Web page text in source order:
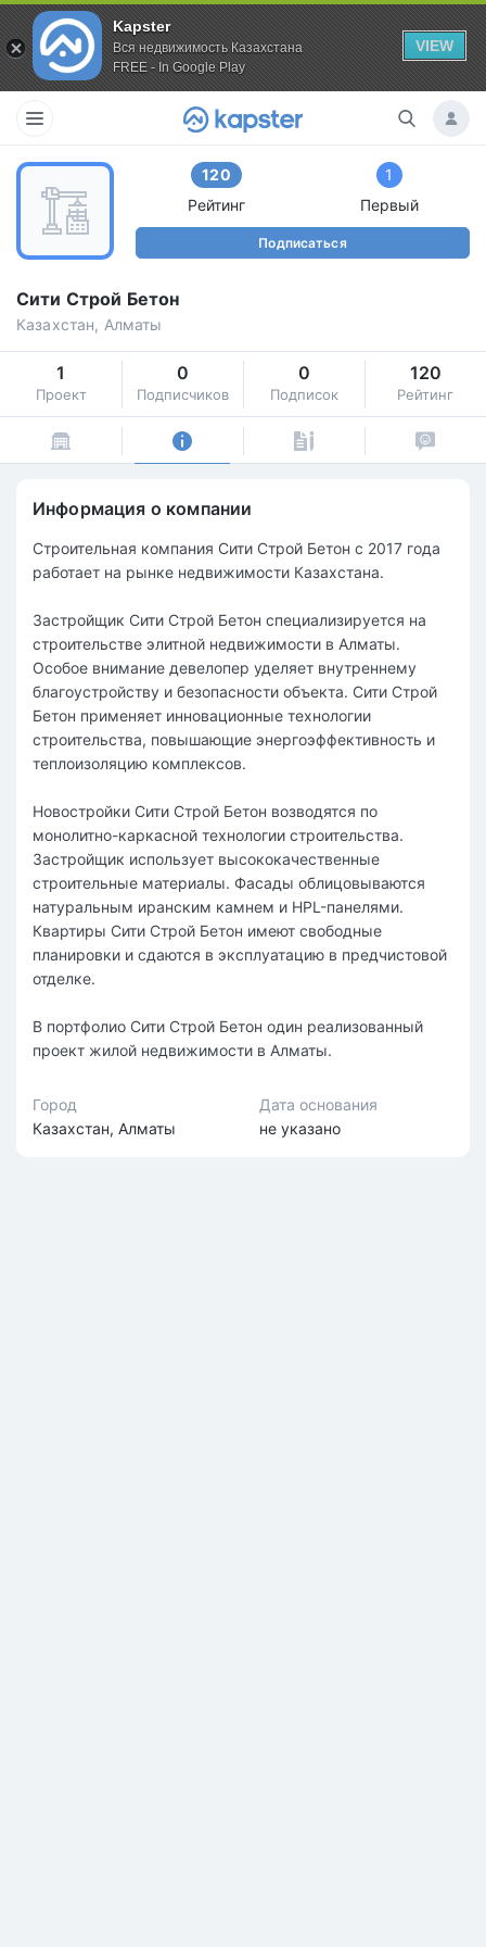
Kapster
Вся недвижимость Казахстана
FREE - In Google Play
VIEW
120
Рейтинг
1
Первый
Подписаться
Сити Строй Бетон
Казахстан, Алматы
1
Проект
0
Подписчиков
0
Подписок
120
Рейтинг
Информация о компании
Строительная компания Сити Строй Бетон c 2017 года
работает на рынке недвижимости Казахстана.
Застройщик Сити Строй Бетон специализируется на
строительстве элитной недвижимости в Алматы.
Особое внимание девелопер уделяет внутреннему
благоустройству и безопасности объекта. Сити Строй
Бетон применяет инновационные технологии
строительства, повышающие энергоэффективность и
теплоизоляцию комплексов.
Новостройки Сити Строй Бетон возводятся по
монолитно-каркасной технологии строительства.
Застройщик использует высококачественные
строительные материалы. Фасады облицовываются
натуральным иранским камнем и HPL-панелями.
Квартиры Сити Строй Бетон имеют свободные
планировки и сдаются в эксплуатацию в предчистовой
отделке.
В портфолио Сити Строй Бетон один реализованный
проект жилой недвижимости в Алматы.
Город
Казахстан, Алматы
Дата основания
не указано